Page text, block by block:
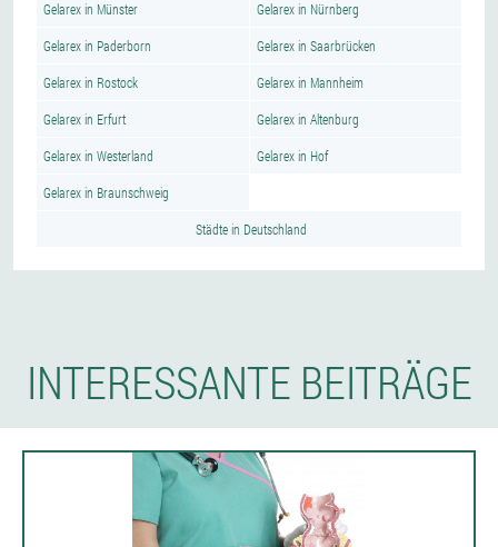
Gelarex in Münster Gelarex in Nürnberg
Gelarex in Paderborn Gelarex in Saarbrücken
Gelarex in Rostock Gelarex in Mannheim
Gelarex in Erfurt Gelarex in Altenburg
Gelarex in Westerland Gelarex in Hof
Gelarex in Braunschweig
Städte in Deutschland
INTERESSANTE BEITRÄGE